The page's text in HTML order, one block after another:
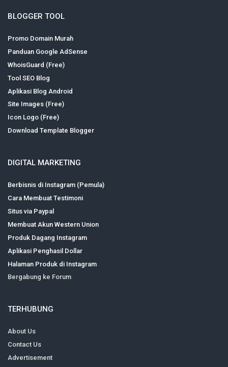
BLOGGER TOOL
Promo Domain Murah
Panduan Google AdSense
WhoisGuard (Free)
Tool SEO Blog
Aplikasi Blog Android
Site Images (Free)
Icon Logo (Free)
Download Template Blogger
DIGITAL MARKETING
Berbisnis di Instagram (Pemula)
Cara Membuat Testimoni
Situs via Paypal
Membuat Akun Western Union
Produk Dagang Instagram
Aplikasi Penghasil Dollar
Halaman Produk di Instagram
Bergabung ke Forum
TERHUBUNG
About Us
Contact Us
Advertisement